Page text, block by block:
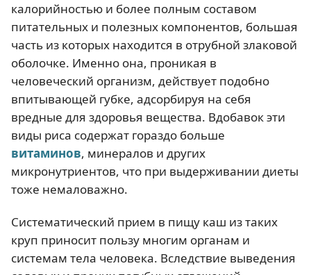
калорийностью и более полным составом
питательных и полезных компонентов, большая
часть из которых находится в отрубной злаковой
оболочке. Именно она, проникая в
человеческий организм, действует подобно
впитывающей губке, адсорбируя на себя
вредные для здоровья вещества. Вдобавок эти
виды риса содержат гораздо больше
витаминов, минералов и других
микронутриентов, что при выдерживании диеты
тоже немаловажно.
Систематический прием в пищу каш из таких
круп приносит пользу многим органам и
системам тела человека. Вследствие выведения